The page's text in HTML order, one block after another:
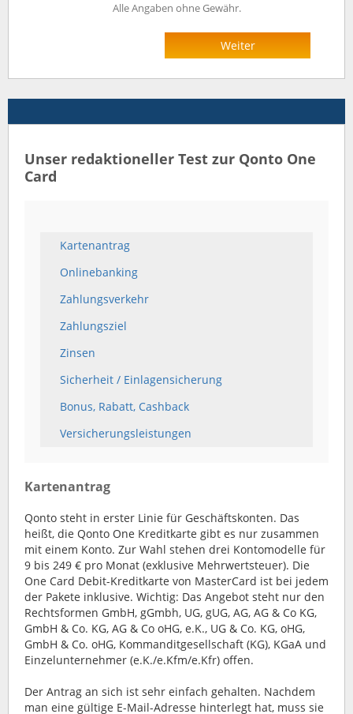
Alle Angaben ohne Gewähr.
Weiter
Unser redaktioneller Test zur Qonto One
Card
Kartenantrag
Onlinebanking
Zahlungsverkehr
Zahlungsziel
Zinsen
Sicherheit / Einlagensicherung
Bonus, Rabatt, Cashback
Versicherungsleistungen
Kartenantrag
Qonto steht in erster Linie für Geschäftskonten. Das
heißt, die Qonto One Kreditkarte gibt es nur zusammen
mit einem Konto. Zur Wahl stehen drei Kontomodelle für
9 bis 249 € pro Monat (exklusive Mehrwertsteuer). Die
One Card Debit-Kreditkarte von MasterCard ist bei jedem
der Pakete inklusive. Wichtig: Das Angebot steht nur den
Rechtsformen GmbH, gGmbh, UG, gUG, AG, AG & Co KG,
GmbH & Co. KG, AG & Co oHG, e.K., UG & Co. KG, oHG,
GmbH & Co. oHG, Kommanditgesellschaft (KG), KGaA und
Einzelunternehmer (e.K./e.Kfm/e.Kfr) offen.
Der Antrag an sich ist sehr einfach gehalten. Nachdem
man eine gültige E-Mail-Adresse hinterlegt hat, muss sie